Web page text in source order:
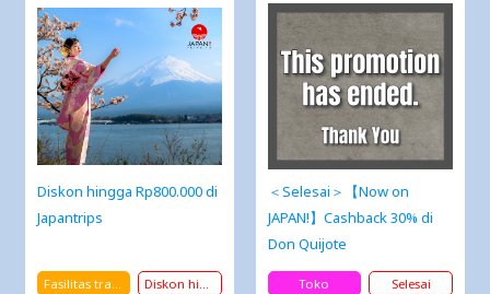
Diskon hingga Rp800.000 di
Japantrips
Fasilitas transportasi Diskon hingga Rp800.000
＜Selesai＞【Now on
JAPAN!】Cashback 30% di
Don Quijote
Toko Selesai